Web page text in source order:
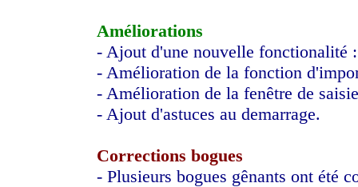
Améliorations
- Ajout d'une nouvelle fonctionalité
- Amélioration de la fonction
- Amélioration de la fenêtre de
- Ajout d'astuces au demarrage.
Corrections bogues
- Plusieurs bogues gênants ont été